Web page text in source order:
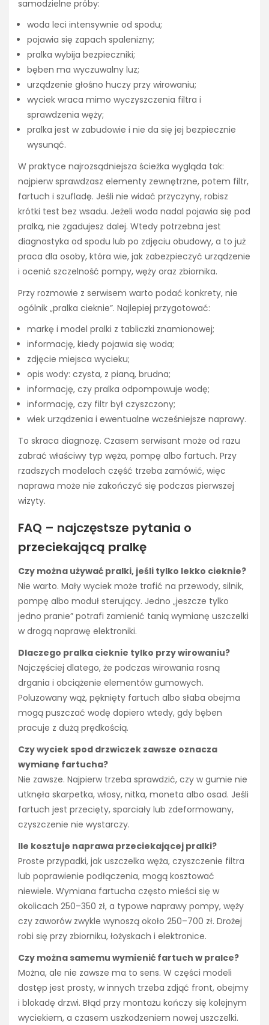
samodzielne próby:
woda leci intensywnie od spodu;
pojawia się zapach spalenizny;
pralka wybija bezpieczniki;
bęben ma wyczuwalny luz;
urządzenie głośno huczy przy wirowaniu;
wyciek wraca mimo wyczyszczenia filtra i
sprawdzenia węży;
pralka jest w zabudowie i nie da się jej bezpiecznie
wysunąć.
W praktyce najrozsądniejsza ścieżka wygląda tak:
najpierw sprawdzasz elementy zewnętrzne, potem filtr,
fartuch i szufladę. Jeśli nie widać przyczyny, robisz
krótki test bez wsadu. Jeżeli woda nadal pojawia się pod
pralką, nie zgadujesz dalej. Wtedy potrzebna jest
diagnostyka od spodu lub po zdjęciu obudowy, a to już
praca dla osoby, która wie, jak zabezpieczyć urządzenie
i ocenić szczelność pompy, węży oraz zbiornika.
Przy rozmowie z serwisem warto podać konkrety, nie
ogólnik „pralka cieknie”. Najlepiej przygotować:
markę i model pralki z tabliczki znamionowej;
informację, kiedy pojawia się woda;
zdjęcie miejsca wycieku;
opis wody: czysta, z pianą, brudna;
informację, czy pralka odpompowuje wodę;
informację, czy filtr był czyszczony;
wiek urządzenia i ewentualne wcześniejsze naprawy.
To skraca diagnozę. Czasem serwisant może od razu
zabrać właściwy typ węża, pompę albo fartuch. Przy
rzadszych modelach część trzeba zamówić, więc
naprawa może nie zakończyć się podczas pierwszej
wizyty.
FAQ – najczęstsze pytania o
przeciekającą pralkę
Czy można używać pralki, jeśli tylko lekko cieknie?
Nie warto. Mały wyciek może trafić na przewody, silnik,
pompę albo moduł sterujący. Jedno „jeszcze tylko
jedno pranie” potrafi zamienić tanią wymianę uszczelki
w drogą naprawę elektroniki.
Dlaczego pralka cieknie tylko przy wirowaniu?
Najczęściej dlatego, że podczas wirowania rosną
drgania i obciążenie elementów gumowych.
Poluzowany wąż, pęknięty fartuch albo słaba obejma
mogą puszczać wodę dopiero wtedy, gdy bęben
pracuje z dużą prędkością.
Czy wyciek spod drzwiczek zawsze oznacza
wymianę fartucha?
Nie zawsze. Najpierw trzeba sprawdzić, czy w gumie nie
utknęła skarpetka, włosy, nitka, moneta albo osad. Jeśli
fartuch jest przecięty, sparciały lub zdeformowany,
czyszczenie nie wystarczy.
Ile kosztuje naprawa przeciekającej pralki?
Proste przypadki, jak uszczelka węża, czyszczenie filtra
lub poprawienie podłączenia, mogą kosztować
niewiele. Wymiana fartucha często mieści się w
okolicach 250–350 zł, a typowe naprawy pompy, węży
czy zaworów zwykle wynoszą około 250–700 zł. Drożej
robi się przy zbiorniku, łożyskach i elektronice.
Czy można samemu wymienić fartuch w pralce?
Można, ale nie zawsze ma to sens. W części modeli
dostęp jest prosty, w innych trzeba zdjąć front, obejmy
i blokadę drzwi. Błąd przy montażu kończy się kolejnym
wyciekiem, a czasem uszkodzeniem nowej uszczelki.